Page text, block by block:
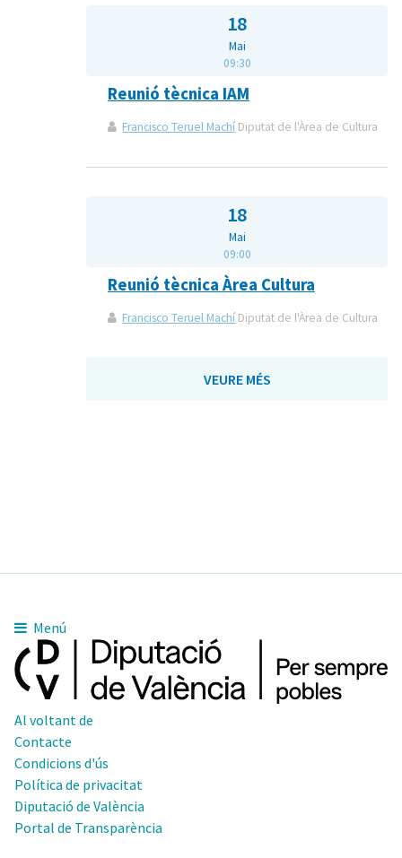
18
Mai
09:30
Reunió tècnica IAM
Francisco Teruel Machí Diputat de l'Àrea de Cultura
18
Mai
09:00
Reunió tècnica Àrea Cultura
Francisco Teruel Machí Diputat de l'Àrea de Cultura
VEURE MÉS
Menú
Al voltant de
Contacte
Condicions d'ús
Política de privacitat
Diputació de València
Portal de Transparència